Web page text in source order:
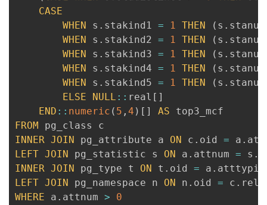
CASE
WHEN s . stakind1 = 1 THEN ( s .
WHEN s . stakind2 = 1 THEN ( s .
WHEN s . stakind3 = 1 THEN ( s .
WHEN s . stakind4 = 1 THEN ( s .
WHEN s . stakind5 = 1 THEN ( s .
ELSE
NULL : : real [ ]
END : : numeric ( 5 , 4 ) [ ] AS
FROM
INNER JOIN pg_attribute a ON c . oid = a .
LEFT JOIN pg_statistic s ON a . attnum = s .
INNER JOIN pg_type t ON t . oid = a .
LEFT JOIN pg_namespace n ON n . oid = c .
WHERE a . attnum >
0